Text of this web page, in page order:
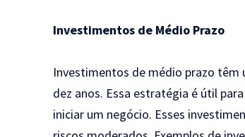
Investimentos de Médio Prazo
Investimentos de médio prazo
dez anos. Essa estratégia é útil
iniciar um negócio. Esses